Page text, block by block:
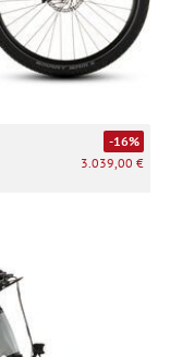
-16%
3.039,00 €